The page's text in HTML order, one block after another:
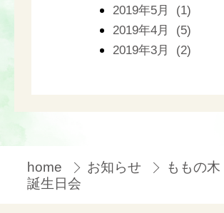
2019年5月 (1)
2019年4月 (5)
2019年3月 (2)
home お知らせ ももの木
誕生日会